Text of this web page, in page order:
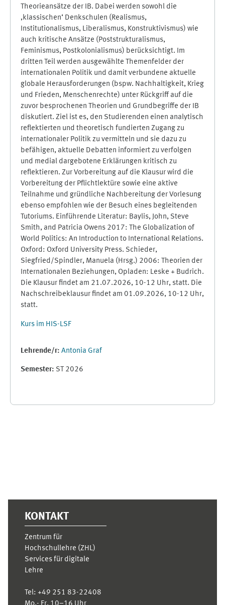
Theorieansätze der IB. Dabei werden sowohl die
‚klassischen‘ Denkschulen (Realismus,
Institutionalismus, Liberalismus, Konstruktivismus) wie
auch kritische Ansätze (Poststrukturalismus,
Feminismus, Postkolonialismus) berücksichtigt. Im
dritten Teil werden ausgewählte Themenfelder der
internationalen Politik und damit verbundene aktuelle
globale Herausforderungen (bspw. Nachhaltigkeit, Krieg
und Frieden, Menschenrechte) unter Rückgriff auf die
zuvor besprochenen Theorien und Grundbegriffe der IB
diskutiert. Ziel ist es, den Studierenden einen analytisch
reflektierten und theoretisch fundierten Zugang zu
internationaler Politik zu vermitteln und sie dazu zu
befähigen, aktuelle Debatten informiert zu verfolgen
und medial dargebotene Erklärungen kritisch zu
reflektieren. Zur Vorbereitung auf die Klausur wird die
Vorbereitung der Pflichtlektüre sowie eine aktive
Teilnahme und gründliche Nachbereitung der Vorlesung
ebenso empfohlen wie der Besuch eines begleitenden
Tutoriums. Einführende Literatur: Baylis, John, Steve
Smith, and Patricia Owens 2017: The Globalization of
World Politics: An Introduction to International Relations.
Oxford: Oxford University Press. Schieder,
Siegfried/Spindler, Manuela (Hrsg.) 2006: Theorien der
Internationalen Beziehungen, Opladen: Leske + Budrich.
Die Klausur findet am 21.07.2026, 10-12 Uhr, statt. Die
Nachschreibeklausur findet am 01.09.2026, 10-12 Uhr,
statt.
Kurs im HIS-LSF
Lehrende/r: Antonia Graf
Semester: ST 2026
KONTAKT
Zentrum für
Hochschullehre (ZHL)
Services für digitale
Lehre
Tel: +49 251 83-22408